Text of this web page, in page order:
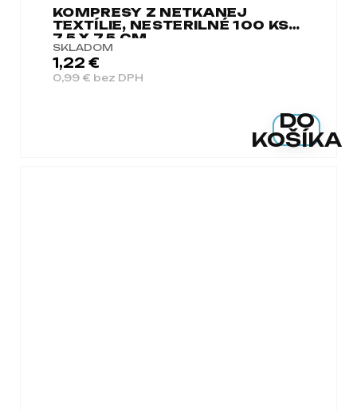
KOMPRESY Z NETKANEJ
TEXTÍLIE, NESTERILNÉ 100 KS
7,5 X 7,5 CM
SKLADOM
0,99 € bez DPH
1,22 €
DO
KOŠÍKA